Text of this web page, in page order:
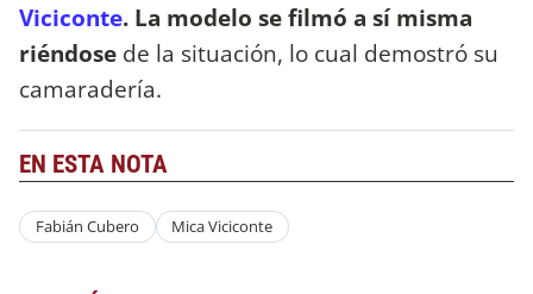
Viciconte. La modelo se filmó a sí misma
riéndose de la situación, lo cual demostró su
camaradería.
EN ESTA NOTA
Fabián Cubero Mica Viciconte